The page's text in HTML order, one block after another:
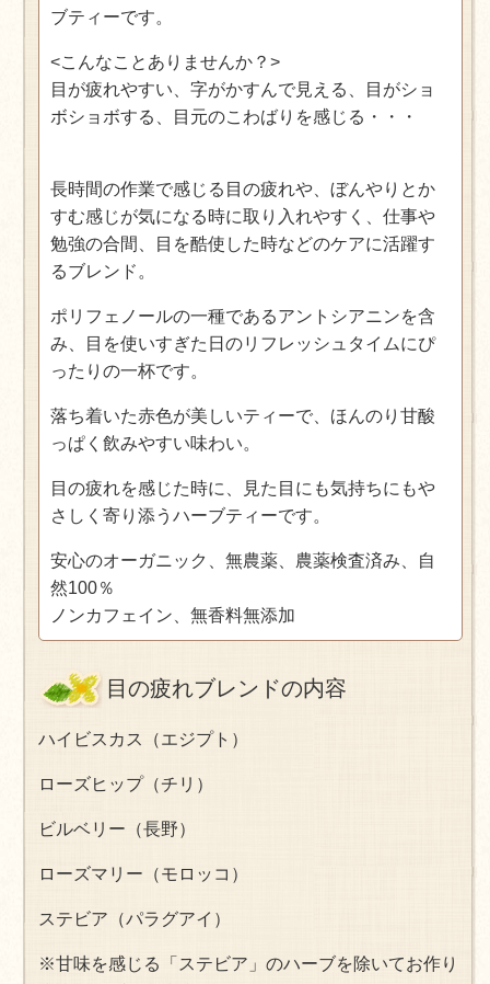
ブティーです。
<こんなことありませんか？>
目が疲れやすい、字がかすんで見える、目がショ
ボショボする、目元のこわばりを感じる・・・
長時間の作業で感じる目の疲れや、ぼんやりとか
すむ感じが気になる時に取り入れやすく、 仕事や
勉強の合間、目を酷使した時などのケアに活躍す
るブレンド。
ポリフェノールの一種であるアントシアニンを含
み、目を使いすぎた日のリフレッシュタイムにぴ
ったりの一杯です。
落ち着いた赤色が美しいティーで、ほんのり甘酸
っぱく飲みやすい味わい。
目の疲れを感じた時に、見た目にも気持ちにもや
さしく寄り添うハーブティーです。
安心のオーガニック、無農薬、農薬検査済み、自
然100％
ノンカフェイン、無香料無添加
目の疲れブレンドの内容
ハイビスカス（エジプト）
ローズヒップ（チリ）
ビルベリー（長野）
ローズマリー（モロッコ ）
ステビア（パラグアイ ）
※甘味を感じる「ステビア」のハーブを除いてお作り